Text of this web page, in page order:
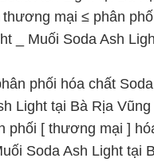
mại ≤ phân
_ Muối Soda Ash
phối hóa chất Soda
Light tại Bà Rịa Vũng
phối [ thương mại ]
Soda Ash Light tại